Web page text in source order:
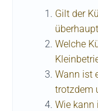
Gilt der
Welche
Wann ist
trotzdem
Wie kann